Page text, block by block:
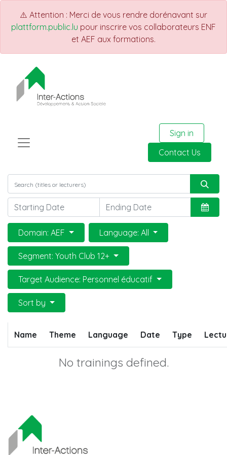
⚠️ Attention : Merci de vous rendre dorénavant sur
plattform.public.lu pour inscrire vos collaborateurs ENF
et AEF aux formations.
Sign in
Contact Us
Domain: AEF Language: All
Segment: Youth Club 12+
Target Audience: Personnel éducatif
Sort by
Name Theme Language Date Type
No trainings defined.